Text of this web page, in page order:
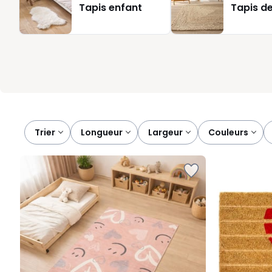
nus. Nous vous proposons des modèles faciles à associer
ensemble harmonieux.
Tapis enfant Tapis
Trier longueur largeur couleurs